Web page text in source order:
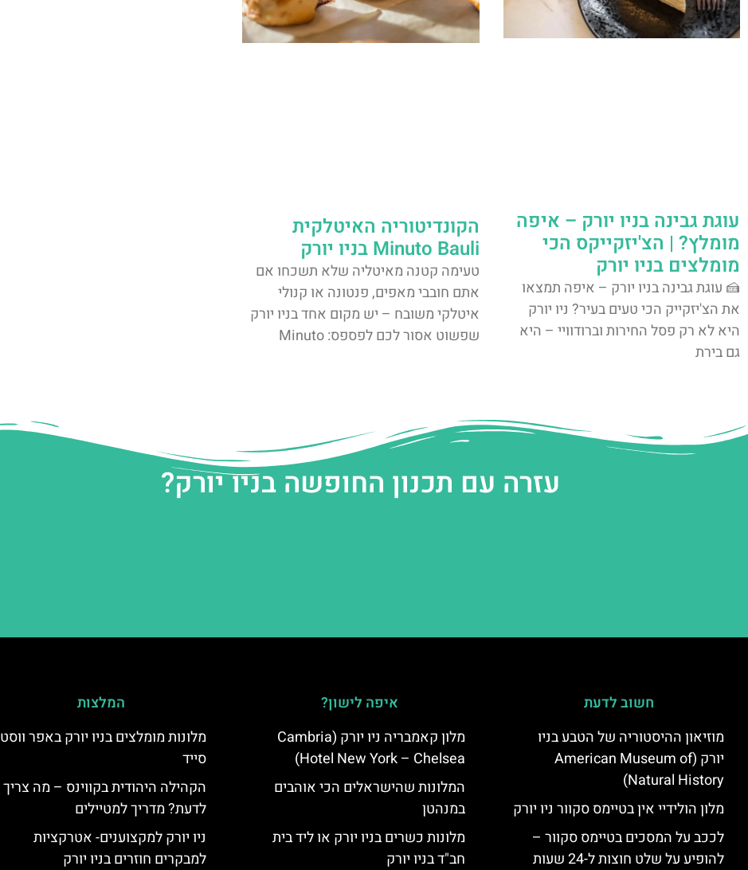
עוגת גבינה בניו יורק – איפה
מומלץ? | הצ'יזקייקס הכי
מומלצים בניו יורק
🍰 עוגת גבינה בניו יורק – איפה תמצאו
את הצ'יזקייק הכי טעים בעיר? ניו יורק
היא לא רק פסל החירות וברודוויי – היא
גם בירת
הקונדיטוריה האיטלקית
Minuto Bauli בניו יורק
טעימה קטנה מאיטליה שלא תשכחו אם
אתם חובבי מאפים, פנטונה או קנולי
איטלקי משובח – יש מקום אחד בניו יורק
שפשוט אסור לכם לפספס: Minuto
עזרה עם תכנון החופשה בניו יורק?
חשוב לדעת
מוזיאון ההיסטוריה של הטבע בניו
יורק (American Museum of
Natural History)
מלון הולידיי אין בטיימס סקוור ניו יורק
לככב על המסכים בטיימס סקוור –
להופיע על שלט חוצות ל-24 שעות
איפה לישון?
מלון קאמבריה ניו יורק (Cambria
Hotel New York – Chelsea)
המלונות שהישראלים הכי אוהבים
במנהטן
מלונות כשרים בניו יורק או ליד בית
חב"ד בניו יורק
המלצות
מלונות מומלצים בניו יורק באפר ווסט
סייד
הקהילה היהודית בקווינס – מה צריך
לדעת? מדריך למטיילים
ניו יורק למקצוענים- אטרקציות
למבקרים חוזרים בניו יורק